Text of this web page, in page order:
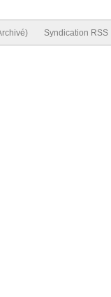
Syndication RSS